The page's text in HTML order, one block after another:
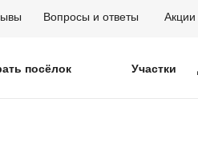
посёлок Участки
Вопросы и ответы Акции